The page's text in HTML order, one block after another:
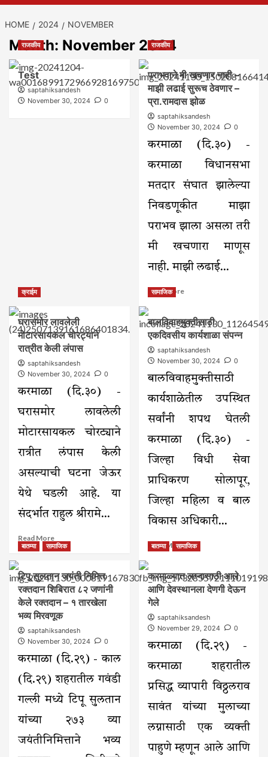
HOME 2024 NOVEMBER
Month: November 2024
राजकीय
Test
saptahiksandesh
November 30, 2024
0
राजकीय
पराभवाने मी खचणार नाही –
माझी लढाई सुरूच ठेवणार –
प्रा.रामदास झोळ
saptahiksandesh
November 30, 2024
0
करमाळा (दि.३०) -
करमाळा विधानसभा
मतदार संघात झालेल्या
निवडणूकीत माझा
पराभव झाला असला तरी
मी खचणारा माणूस
नाही. माझी लढाई...
Read MoreRead
पराभवाने
मी
खचणार
नाही
माझी
लढाई
सुरूच
ठेवणार
प्रा.रामदास
क्राईम
घरासमोर लावलेली
मोटारसायकल चोरट्याने
रात्रीत केली लंपास
saptahiksandesh
November 30, 2024
0
करमाळा (दि.३०) -
घरासमोर लावलेली
मोटारसायकल चोरट्याने
रात्रीत लंपास केली
असल्याची घटना जेऊर
येथे घडली आहे. या
संदर्भात राहुल श्रीरामे...
Read MoreRead
more
घरासमोर
लावलेली
मोटारसायकल
चोरट्याने
रात्रीत
केली
लंपास
सामाजिक
बालविवाहमुक्तीसाठी
एकदिवसीय कार्यशाळा संपन्न
saptahiksandesh
November 30, 2024
0
बालविवाहमुक्तीसाठी
कार्यशाळेतील उपस्थित
सर्वांनी शपथ घेतली
करमाळा (दि.३०) -
जिल्हा विधी सेवा
प्राधिकरण सोलापूर,
जिल्हा महिला व बाल
विकास अधिकारी...
Read MoreRead
बालविवाहमुक्तीसाठी
एकदिवसीय
बातम्या सामाजिक
टिपू सुलतान जयंती निमित्त
रक्तदान शिबिरात ८२ जणांनी
केले रक्तदान – १ तारखेला
भव्य मिरवणूक
saptahiksandesh
November 30, 2024
0
करमाळा (दि.२९) - काल
(दि.२९) शहरातील गवंडी
गल्ली मध्ये टिपू सुलतान
यांच्या २७३ व्या
जयंतीनिमित्ताने भव्य
बातम्या सामाजिक
करमाळ्यात लग्नासाठी आले
आणि देवस्थानला देणगी देऊन
गेले
saptahiksandesh
November 29, 2024
0
करमाळा (दि.२९) -
करमाळा शहरातील
प्रसिद्ध व्यापारी विठ्ठलराव
सावंत यांच्या मुलाच्या
लग्नासाठी एक व्यक्ती
पाहुणे म्हणून आले आणि